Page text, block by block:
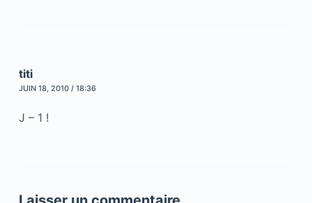
titi
JUIN 18, 2010 / 18:36
J – 1 !